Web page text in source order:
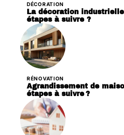
DÉCORATION
La décoration
étapes à suivre ?
RÉNOVATION
Agrandissement de
étapes à suivre ?